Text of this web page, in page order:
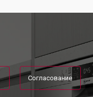
Заказать
от 1100 ₽ Заказать
от 2450 ₽ Заказать
Согласование